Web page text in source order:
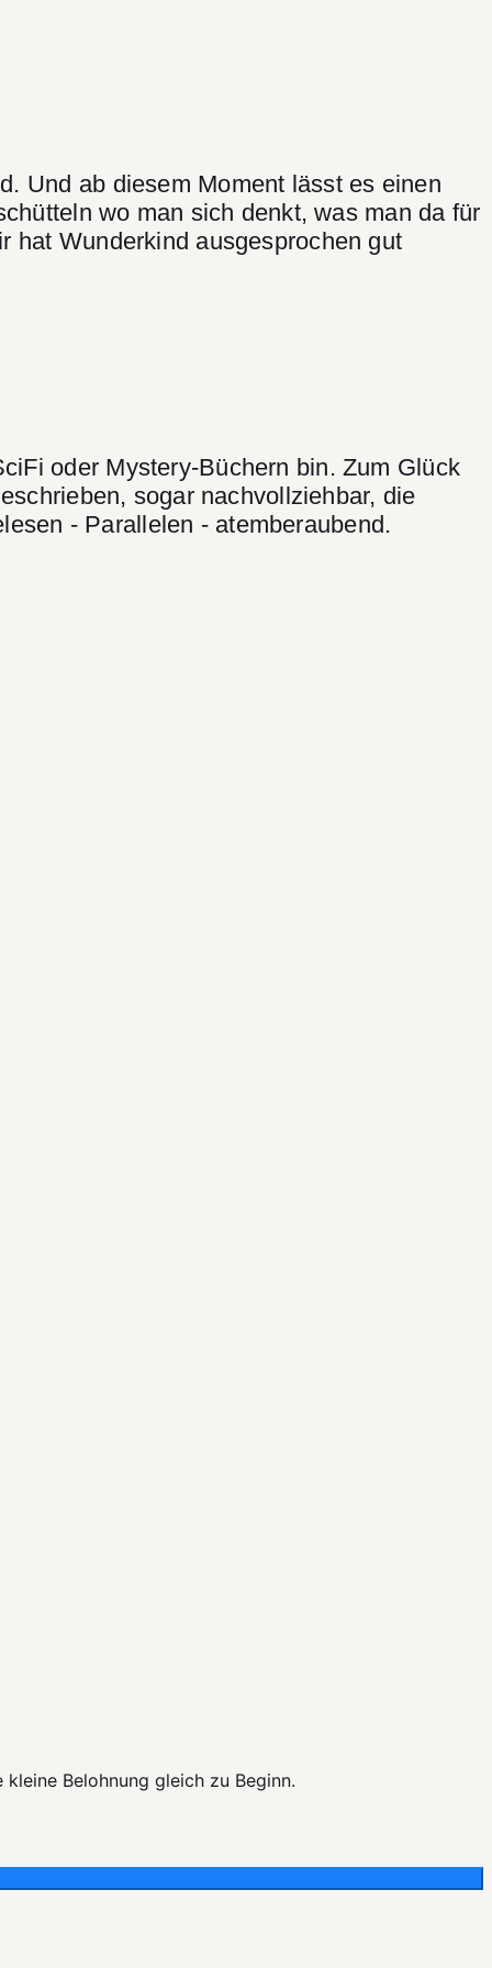
Und ab diesem Moment lässt es einen
wo man sich denkt, was man da für
hat Wunderkind ausgesprochen gut
oder Mystery-Büchern bin. Zum Glück
sogar nachvollziehbar, die
- Parallelen - atemberaubend.
Belohnung gleich zu Beginn.